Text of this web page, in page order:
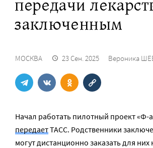
передачи
заключенным
МОСКВА 23 Сен. 2025 Вероника
Начал работать пилотный проект «Ф-
передаетТАСС. Родственники
могут дистанционно заказать для